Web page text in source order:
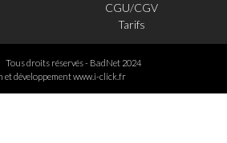
CGU/CGV
Tarifs
Tous droits réservés - BadNet 2024
et développementwww.i-click.fr